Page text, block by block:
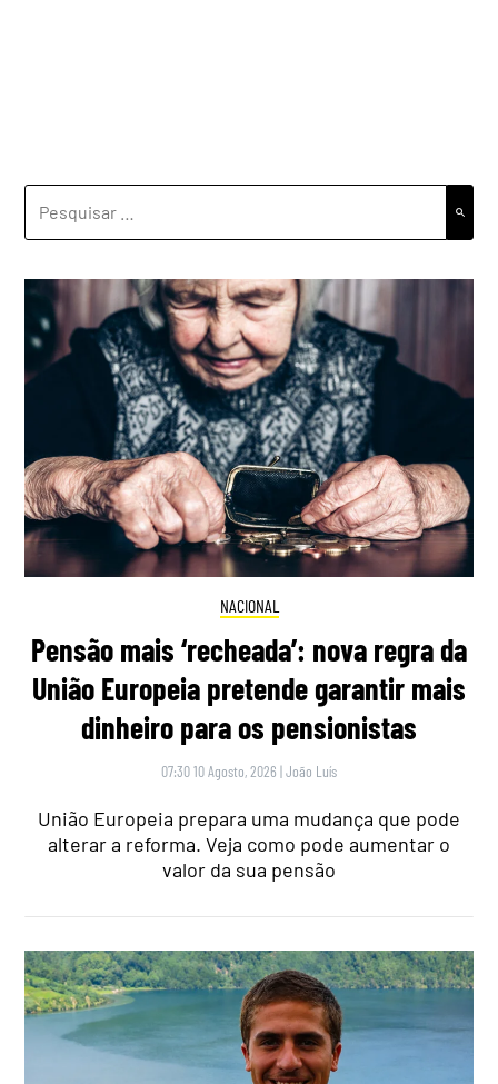
POR:
NACIONAL
Pensão mais ‘recheada’: nova regra da
União Europeia pretende garantir mais
dinheiro para os pensionistas
07:30 10 Agosto, 2026 |João Luís
União Europeia prepara uma mudança que pode
alterar a reforma. Veja como pode aumentar o
valor da sua pensão